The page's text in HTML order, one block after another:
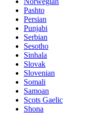
Pashto
Persian
Punjabi
Serbian
Sesotho
Sinhala
Slovak
Slovenian
Somali
Samoan
Scots Gaelic
Shona